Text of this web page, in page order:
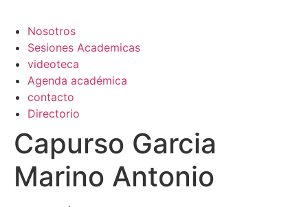
Nosotros
Sesiones Academicas
videoteca
Agenda académica
contacto
Directorio
Capurso Garcia
Marino Antonio